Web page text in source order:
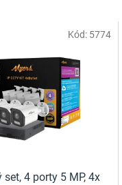
set, 4 porty 5 MP, 4x
Kód: 5774